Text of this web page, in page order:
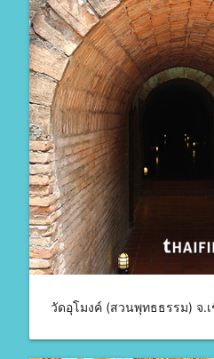
วัดอุโมงค์ (สวนพุทธธรรม) จ.